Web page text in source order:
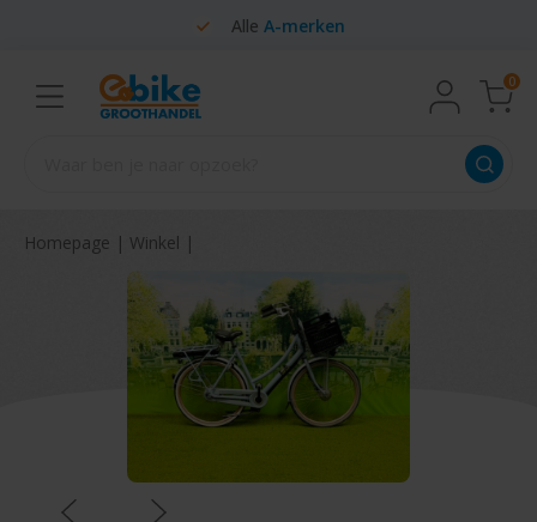
Alle A-merken
0
Homepage | Winkel |